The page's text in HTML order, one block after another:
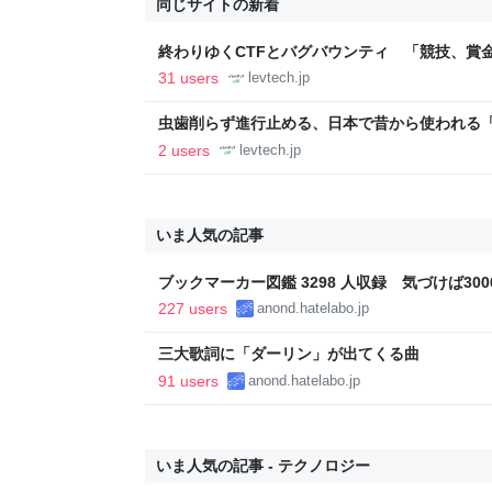
同じサイトの新着
終わりゆくCTFとバグバウンティ 「競技、賞
ること【フォーカス】 - レバテックLAB
31 users levtech.jp
虫歯削らず進行止める、日本で昔から使われる
830人で効果実証 米国医学誌に掲載【研究紹介
2 users levtech.jp
いま人気の記事
ブックマーカー図鑑 3298 人収録 気づけば
227 users
anond.hatelabo.jp
三大歌詞に「ダーリン」が出てくる曲
91 users
anond.hatelabo.jp
いま人気の記事 - テクノロジー